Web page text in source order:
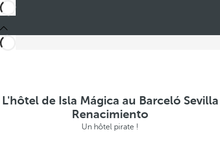
L'hôtel de Isla Mágica au Barceló Sevilla
Renacimiento
Un hôtel pirate !